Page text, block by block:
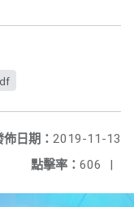
佈日期： 2019-11-13
點擊率： 606 |